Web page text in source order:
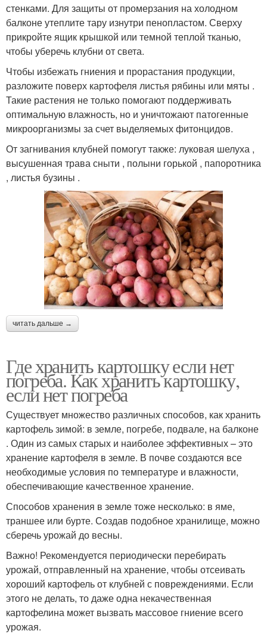
стенками. Для защиты от промерзания на холодном
балконе утеплите тару изнутри пенопластом. Сверху
прикройте ящик крышкой или темной теплой тканью,
чтобы уберечь клубни от света.
Чтобы избежать гниения и прорастания продукции,
разложите поверх картофеля листья рябины или мяты .
Такие растения не только помогают поддерживать
оптимальную влажность, но и уничтожают патогенные
микроорганизмы за счет выделяемых фитонцидов.
От загнивания клубней помогут также: луковая шелуха ,
высушенная трава сныти , полыни горькой , папоротника
, листья бузины .
читать дальше →
Где хранить картошку если нет
погреба. Как хранить картошку,
если нет погреба
Существует множество различных способов, как хранить
картофель зимой: в земле, погребе, подвале, на балконе
. Один из самых старых и наиболее эффективных – это
хранение картофеля в земле. В почве создаются все
необходимые условия по температуре и влажности,
обеспечивающие качественное хранение.
Способов хранения в земле тоже несколько: в яме,
траншее или бурте. Создав подобное хранилище, можно
сберечь урожай до весны.
Важно! Рекомендуется периодически перебирать
урожай, отправленный на хранение, чтобы отсеивать
хороший картофель от клубней с повреждениями. Если
этого не делать, то даже одна некачественная
картофелина может вызвать массовое гниение всего
урожая.